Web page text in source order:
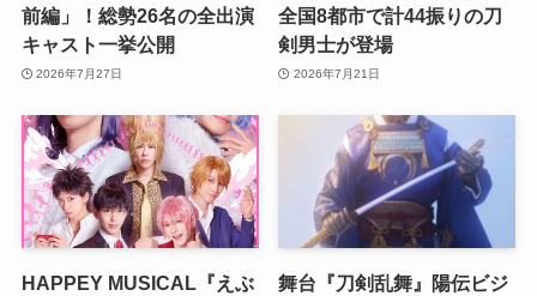
前編」！総勢26名の全出演
キャスト一挙公開
2026年7月27日
全国8都市で計44振りの刀
剣男士が登場
2026年7月21日
HAPPEY MUSICAL『えぶ
舞台『刀剣乱舞』陽伝ビジ